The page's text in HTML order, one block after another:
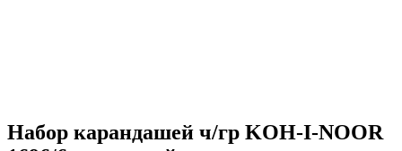
Набор карандашей ч/гр KOH-I-NOOR